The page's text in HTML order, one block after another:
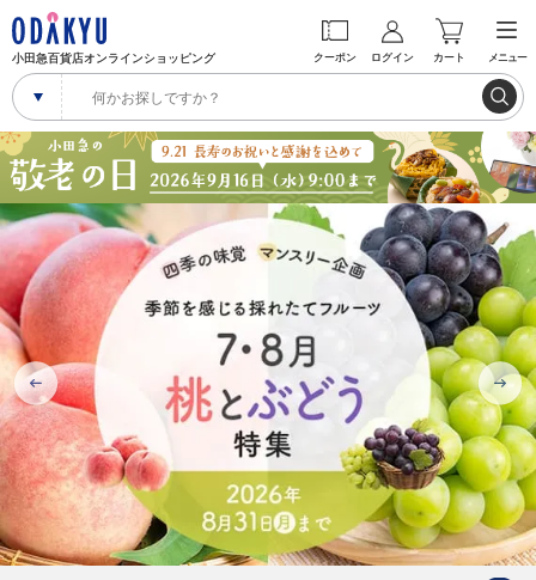
小田急百貨店オンラインショッピング クーポン ログイン カート メニュー